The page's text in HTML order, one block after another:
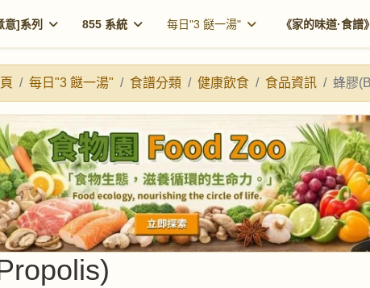
意]系列 855 系統 每日"3 餸一湯" 《家的味道·食譜》
每日"3 餸一湯" 食譜分類 健康飲食 食品資訊 蜂膠